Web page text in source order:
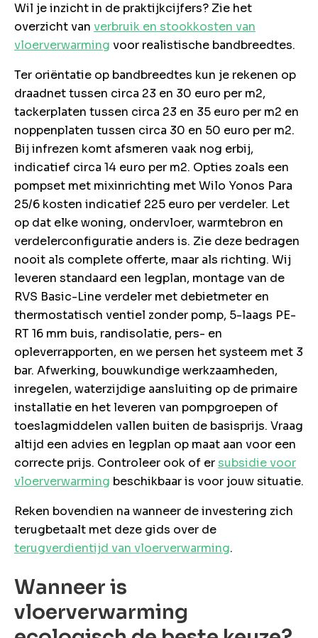
Wil je inzicht in de praktijkcijfers? Zie het
overzicht van verbruik en stookkosten van
vloerverwarming voor realistische bandbreedtes.
Ter oriëntatie op bandbreedtes kun je rekenen op
draadnet tussen circa 23 en 30 euro per m2,
tackerplaten tussen circa 23 en 35 euro per m2 en
noppenplaten tussen circa 30 en 50 euro per m2.
Bij infrezen komt afsmeren vaak nog erbij,
indicatief circa 14 euro per m2. Opties zoals een
pompset met mixinrichting met Wilo Yonos Para
25/6 kosten indicatief 225 euro per verdeler. Let
op dat elke woning, ondervloer, warmtebron en
verdelerconfiguratie anders is. Zie deze bedragen
nooit als complete offerte, maar als richting. Wij
leveren standaard een legplan, montage van de
RVS Basic-Line verdeler met debietmeter en
thermostatisch ventiel zonder pomp, 5-laags PE-
RT 16 mm buis, randisolatie, pers- en
opleverrapporten, en we persen het systeem met 3
bar. Afwerking, bouwkundige werkzaamheden,
inregelen, waterzijdige aansluiting op de primaire
installatie en het leveren van pompgroepen of
toeslagmiddelen vallen buiten de basisprijs. Vraag
altijd een advies en legplan op maat aan voor een
correcte prijs. Controleer ook of ersubsidie voor
vloerverwarming beschikbaar is voor jouw situatie.
Reken bovendien na wanneer de investering zich
terugbetaalt met deze gids over de
terugverdientijd van vloerverwarming.
Wanneer is
vloerverwarming